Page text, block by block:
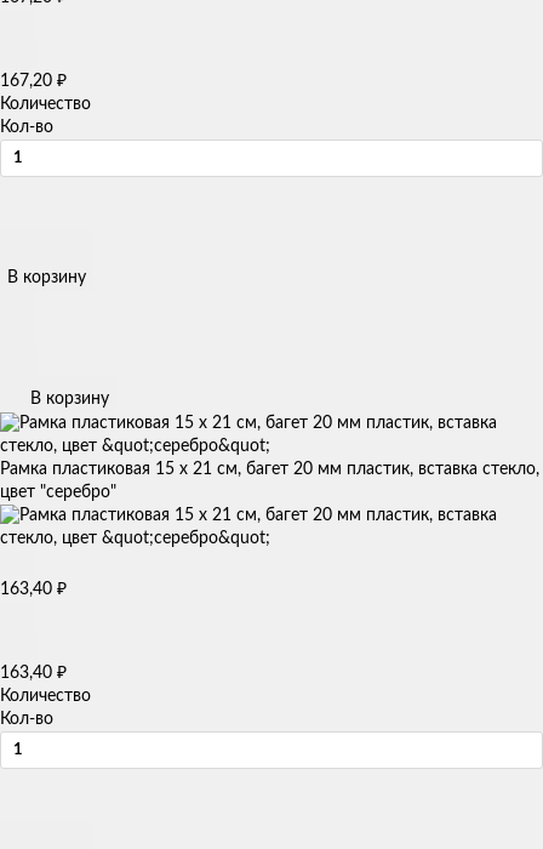
167,20 ₽
Количество
Кол-во
В корзину
В корзину
Рамка пластиковая 15 х 21 см, багет 20 мм пластик, вставка стекло,
цвет "серебро"
163,40 ₽
163,40 ₽
Количество
Кол-во